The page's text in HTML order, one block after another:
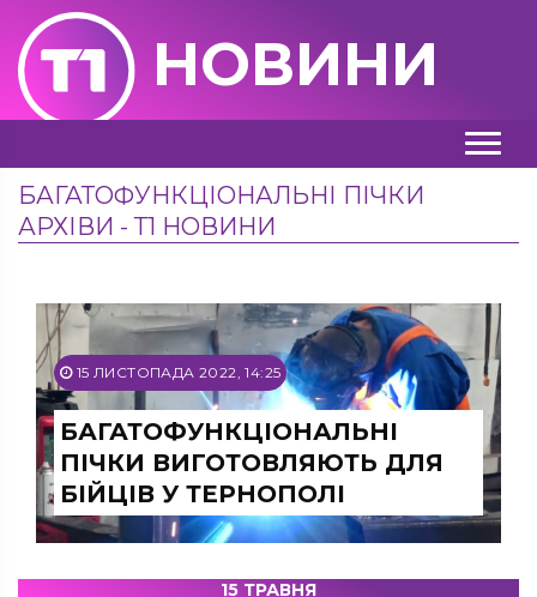
НОВИНИ
БАГАТОФУНКЦІОНАЛЬНІ ПІЧКИ
АРХІВИ - Т1 НОВИНИ
15 ЛИСТОПАДА 2022, 14:25
БАГАТОФУНКЦІОНАЛЬНІ
ПІЧКИ ВИГОТОВЛЯЮТЬ ДЛЯ
БІЙЦІВ У ТЕРНОПОЛІ
15 ТРАВНЯ